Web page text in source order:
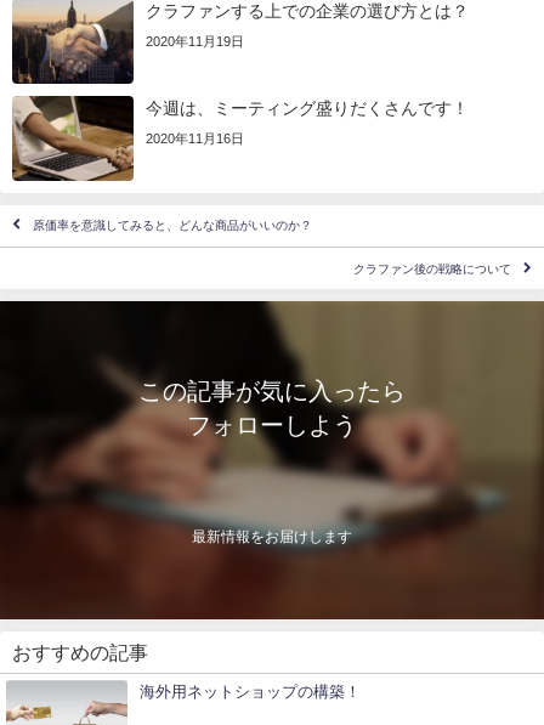
クラファンする上での企業の選び方とは？
2020年11月19日
今週は、ミーティング盛りだくさんです！
2020年11月16日
原価率を意識してみると、どんな商品がいいのか？
クラファン後の戦略について
この記事が気に入ったら
フォローしよう
最新情報をお届けします
おすすめの記事
海外用ネットショップの構築！